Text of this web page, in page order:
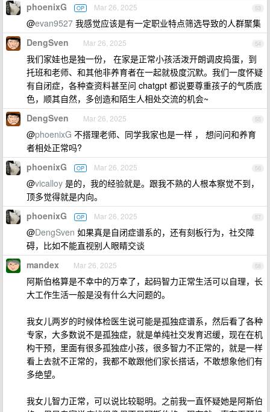
53
phoenixG OP Mar 26, 2025
@evan9527 我感觉应该是有一定职业特点筛选导致的人群聚集
54
DengSven Mar 26, 2025
我们家娃也是独一份， 在家是正常小孩活泼开朗调皮捣蛋，到
托班和老师、和其他非养育者在一起就极度沉默。我们一度怀疑
有自闭症，各种查资料甚至问 chatgpt 都说要尊重孩子的气质底
色，顺其自然，多创造和陌生人相处交流的机会~
55
DengSven Mar 26, 2025
@phoenixG 不搭理老师、同学我家也是一样 ， 想问问和养育
者相处正常吗?
56
phoenixG OP Mar 26, 2025
@vicalloy 是的，我的经验就是。跟我不熟的人根本察觉不到，
顶多觉得就是内向。
57
phoenixG OP Mar 26, 2025
@DengSven 如果真是自闭症谱系的，还有刻板行为，社交障
碍，比如不能直视别人眼睛交谈
58
mandex Mar 26, 2025
阿斯伯格算是不幸中的万幸了，起码智力正常生活可以自理，长
大工作生活一般是没有什么大问题的。
我女儿两岁的时候体检医生说可能是孤独症谱系，然后看了各种
专家，大多数说不是孤独症，就是单纯社交发育迟缓，现在在机
构干预，里面有很多孤独症小孩，很多智力不正常的，就是一样
看上去就不正常的，我都不敢跟他们家长搭话，不敢想象他们有
多绝望。
我女儿智力正常，可以说比较聪明。之前我一直怀疑她是阿斯伯